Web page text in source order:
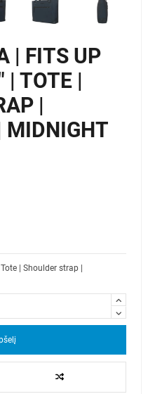
| FITS UP
TOTE |
|
MIDNIGHT
| Shoulder strap |